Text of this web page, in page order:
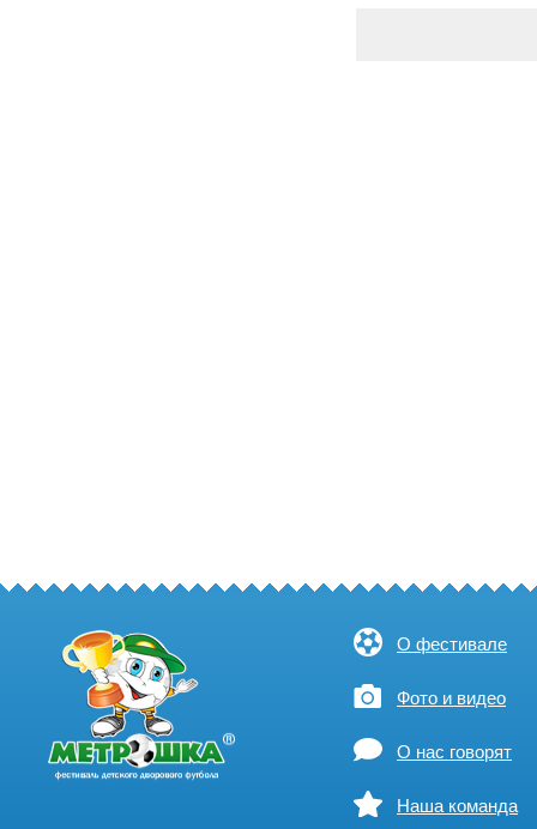
О фестивале
Фото и видео
О нас говорят
Наша команда